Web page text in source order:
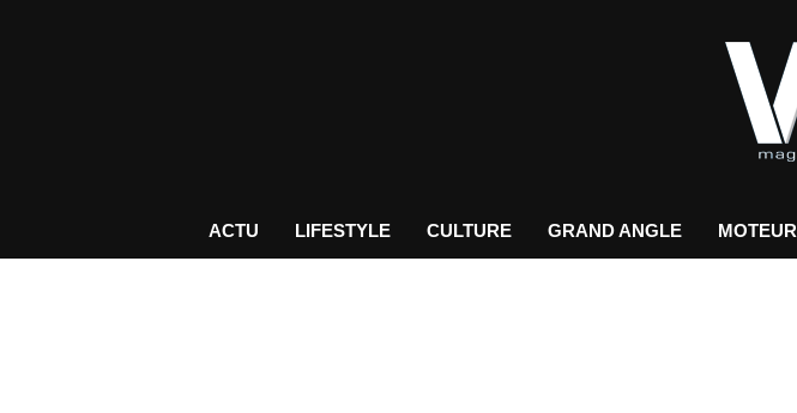
ACTU LIFESTYLE CULTURE GRAND ANGLE MOTEUR